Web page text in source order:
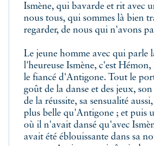
Ismène, qui bavarde et rit avec
nous tous, qui sommes là bien
regarder, de nous qui n'avons
Le jeune homme avec qui parle
l'heureuse Ismène, c'est
le fiancé d'Antigone. Tout le
goût de la danse et des jeux,
de la réussite, sa sensualité
plus belle qu'Antigone ; et puis
où il n'avait dansé qu'avec
avait été éblouissante dans sa